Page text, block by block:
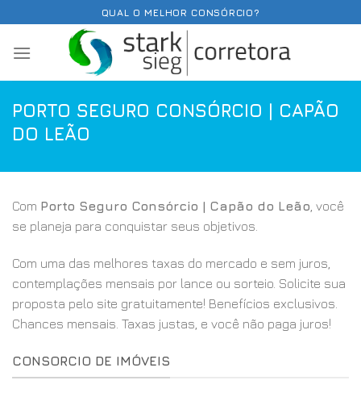
content
QUAL O MELHOR CONSÓRCIO?
PORTO SEGURO CONSÓRCIO | CAPÃO
DO LEÃO
Com Porto Seguro Consórcio | Capão do Leão , você
se planeja para conquistar seus objetivos.
Com uma das melhores taxas do mercado e sem juros,
contemplações mensais por lance ou sorteio. Solicite sua
proposta pelo site gratuitamente! Benefícios exclusivos.
Chances mensais. Taxas justas, e você não paga juros!
CONSORCIO DE IMÓVEIS